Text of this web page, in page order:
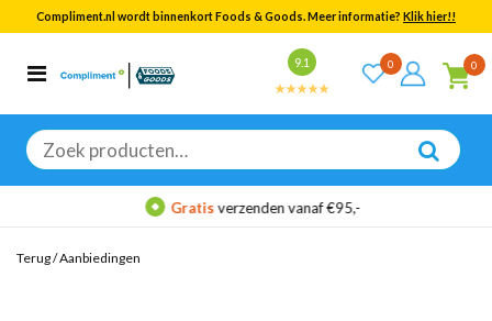
Compliment.nl wordt binnenkort Foods & Goods. Meer informatie? Klik hier!!
9.1 0 0
Zoeken
naar:
Categorieën
Bekijk alle resultaten
Gratisverzenden vanaf €95,-
Terug/Aanbiedingen